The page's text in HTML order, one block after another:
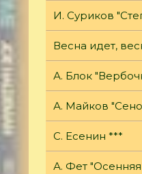
И. Суриков
Весна идет,
А. Блок
А. Майков
С. Есенин ***
А. Фет "Осенняя